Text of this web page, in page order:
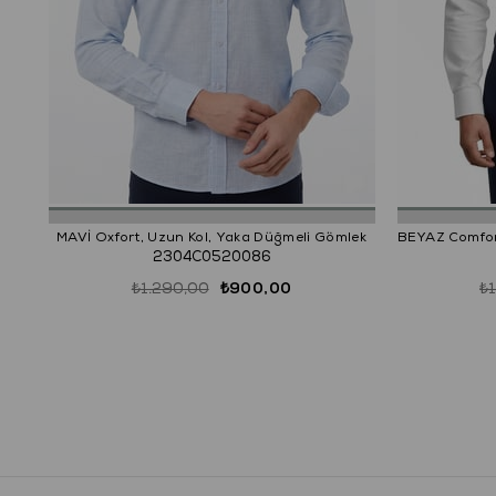
MAVİ Oxfort, Uzun Kol, Yaka Düğmeli Gömlek
2304C0520086
₺900,00
₺1.290,00